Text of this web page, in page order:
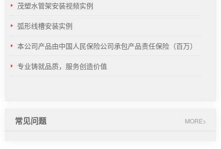
茂塑水管架安装视频实例
弧形线槽安装实例
本公司产品由中国人民保险公司承包产品责任保险（百万）
专业铸就品质，服务创造价值
常见问题 MORE>